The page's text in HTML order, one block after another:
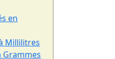
en
Millilitres
Grammes